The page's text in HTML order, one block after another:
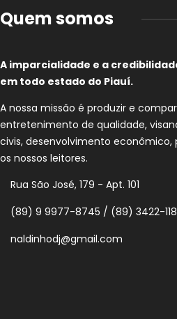
Quem somos
A imparcialidade e a
em todo estado do Piauí.
A nossa missão é produzir e
entretenimento de qualidade,
civis, desenvolvimento
os nossos leitores.
Rua São José, 179 - Apt. 101
(89) 9 9977-8745 / (89) 3422-
naldinhodj@gmail.com